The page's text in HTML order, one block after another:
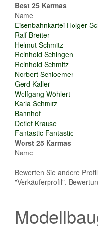
Best 25 Karmas
Name
Eisenbahnkartei Holger
Ralf Breiter
Helmut Schmitz
Reinhold Schingen
Reinhold Schmitz
Norbert Schloemer
Gerd Kaller
Wolfgang Wöhlert
Karla Schmitz
Bahnhof
Detlef Krause
Fantastic Fantastic
Worst 25 Karmas
Name
Bewerten Sie andere
"Verkäuferprofil".